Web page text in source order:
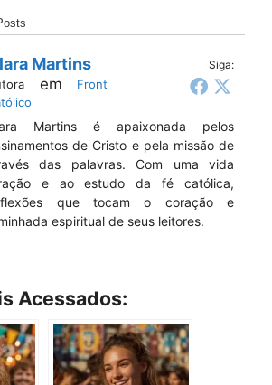
Siga:
Martins
em
Front
Martins é apaixonada pelos
de Cristo e pela missão de
das palavras. Com uma vida
e ao estudo da fé católica,
que tocam o coração e
espiritual de seus leitores.
Acessados: